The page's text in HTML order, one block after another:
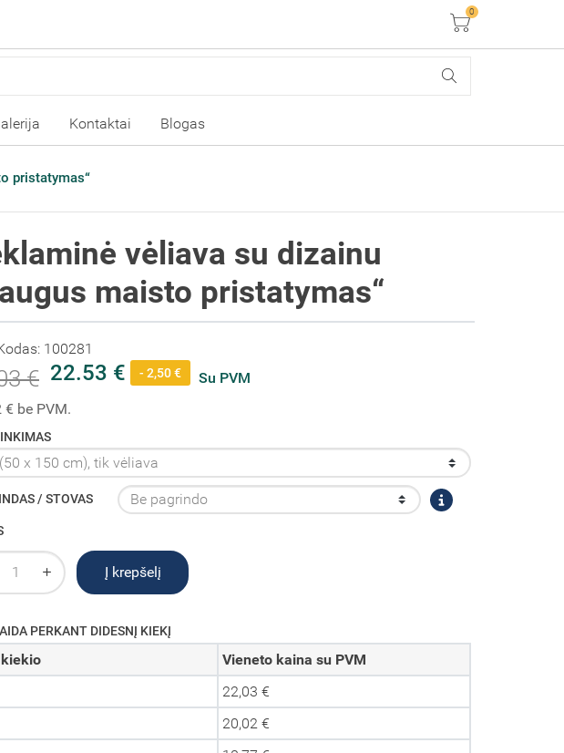
Krepšelis
0
Kontaktai Blogas
pristatymas“
vėliava su dizainu
maisto pristatymas“
100281
€ 22.53 € - 2,50 €
Su PVM
€ be PVM.
/ STOVAS
Į krepšelį
PERKANT DIDESNĮ KIEKĮ
Vieneto kaina su PVM
22,03 €
20,02 €